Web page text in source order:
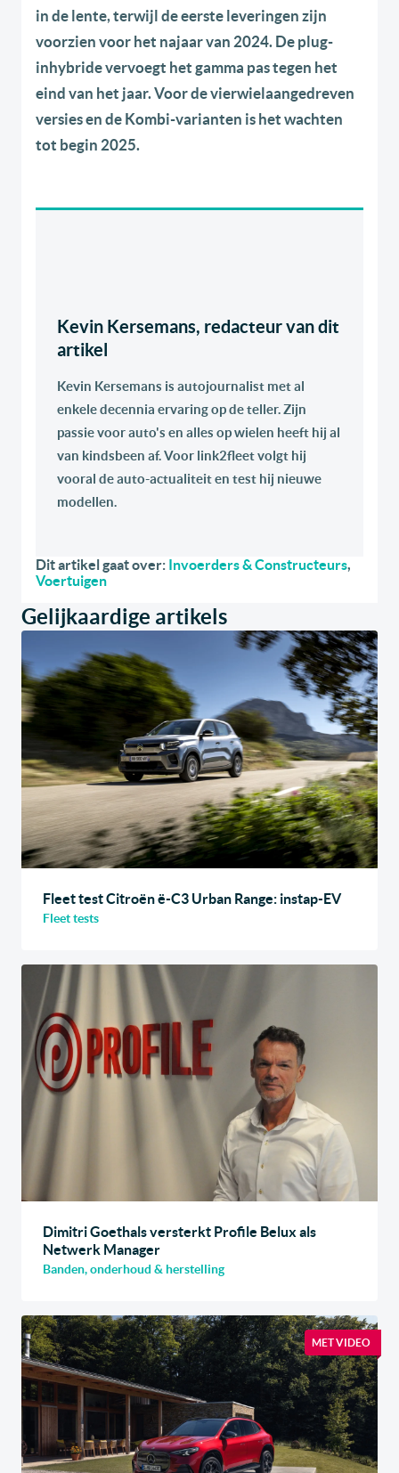
in de lente, terwijl de eerste leveringen zijn
voorzien voor het najaar van 2024. De plug-
inhybride vervoegt het gamma pas tegen het
eind van het jaar. Voor de vierwielaangedreven
versies en de Kombi-varianten is het wachten
tot begin 2025.
Kevin Kersemans, redacteur van dit
artikel
Kevin Kersemans is autojournalist met al
enkele decennia ervaring op de teller. Zijn
passie voor auto's en alles op wielen heeft hij al
van kindsbeen af. Voor link2fleet volgt hij
vooral de auto-actualiteit en test hij nieuwe
modellen.
Dit artikel gaat over: Invoerders & Constructeurs,
Voertuigen
Gelijkaardige artikels
Fleet test Citroën ë-C3 Urban Range: instap-EV
Fleet tests
Dimitri Goethals versterkt Profile Belux als
Netwerk Manager
Banden, onderhoud & herstelling
MET VIDEO